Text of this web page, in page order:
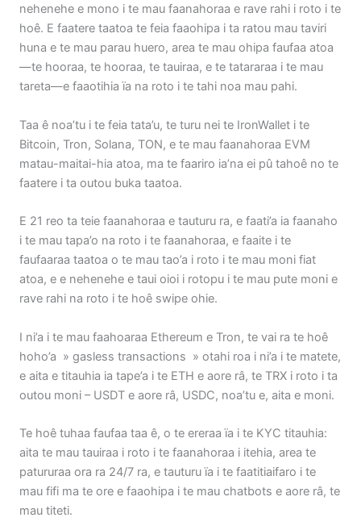
nehenehe e mono i te mau faanahoraa e rave rahi i roto i te
hoê. E faatere taatoa te feia faaohipa i ta ratou mau taviri
huna e te mau parau huero, area te mau ohipa faufaa atoa
—te hooraa, te hooraa, te tauiraa, e te tatararaa i te mau
tareta—e faaotihia ïa na roto i te tahi noa mau pahi.
Taa ê noa’tu i te feia tata’u, te turu nei te IronWallet i te
Bitcoin, Tron, Solana, TON, e te mau faanahoraa EVM
matau-maitai-hia atoa, ma te faariro ia’na ei pû tahoê no te
faatere i ta outou buka taatoa.
E 21 reo ta teie faanahoraa e tauturu ra, e faati’a ia faanaho
i te mau tapa’o na roto i te faanahoraa, e faaite i te
faufaaraa taatoa o te mau tao’a i roto i te mau moni fiat
atoa, e e nehenehe e taui oioi i rotopu i te mau pute moni e
rave rahi na roto i te hoê swipe ohie.
I ni’a i te mau faahoaraa Ethereum e Tron, te vai ra te hoê
hoho’a » gasless transactions » otahi roa i ni’a i te matete,
e aita e titauhia ia tape’a i te ETH e aore râ, te TRX i roto i ta
outou moni – USDT e aore râ, USDC, noa’tu e, aita e moni.
Te hoê tuhaa faufaa taa ê, o te ereraa ïa i te KYC titauhia:
aita te mau tauiraa i roto i te faanahoraa i itehia, area te
patururaa ora ra 24/7 ra, e tauturu ïa i te faatitiaifaro i te
mau fifi ma te ore e faaohipa i te mau chatbots e aore râ, te
mau titeti.